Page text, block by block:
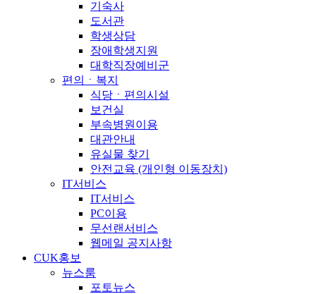
기숙사
도서관
학생상담
장애학생지원
대학직장예비군
편의ㆍ복지
식당ㆍ편의시설
보건실
부속병원이용
대관안내
유실물 찾기
안전교육 (개인형 이동장치)
IT서비스
IT서비스
PC이용
무선랜서비스
웹메일 공지사항
CUK홍보
뉴스룸
포토뉴스